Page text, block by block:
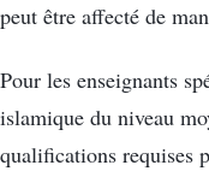
peut être affecté de
Pour les enseignants
islamique du niveau
qualifications requises